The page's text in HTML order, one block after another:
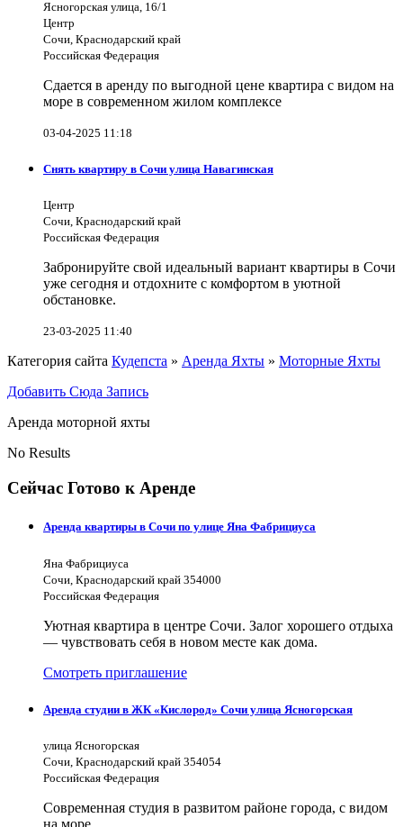
Ясногорская улица, 16/1
Центр
Сочи, Краснодарский край
Российская Федерация
Сдается в аренду по выгодной цене квартира с видом на
море в современном жилом комплексе
03-04-2025 11:18
Снять квартиру в Сочи улица Навагинская
Центр
Сочи, Краснодарский край
Российская Федерация
Забронируйте свой идеальный вариант квартиры в Сочи
уже сегодня и отдохните с комфортом в уютной
обстановке.
23-03-2025 11:40
Категория сайта Кудепста » Аренда Яхты » Моторные Яхты
Добавить Сюда Запись
Аренда моторной яхты
No Results
Сейчас Готово к Аренде
Аренда квартиры в Сочи по улице Яна Фабрициуса
Яна Фабрициуса
Сочи, Краснодарский край 354000
Российская Федерация
Уютная квартира в центре Сочи. Залог хорошего отдыха
— чувствовать себя в новом месте как дома.
Смотреть приглашение
Аренда студии в ЖК «Кислород» Сочи улица Ясногорская
улица Ясногорская
Сочи, Краснодарский край 354054
Российская Федерация
Современная студия в развитом районе города, с видом
на море